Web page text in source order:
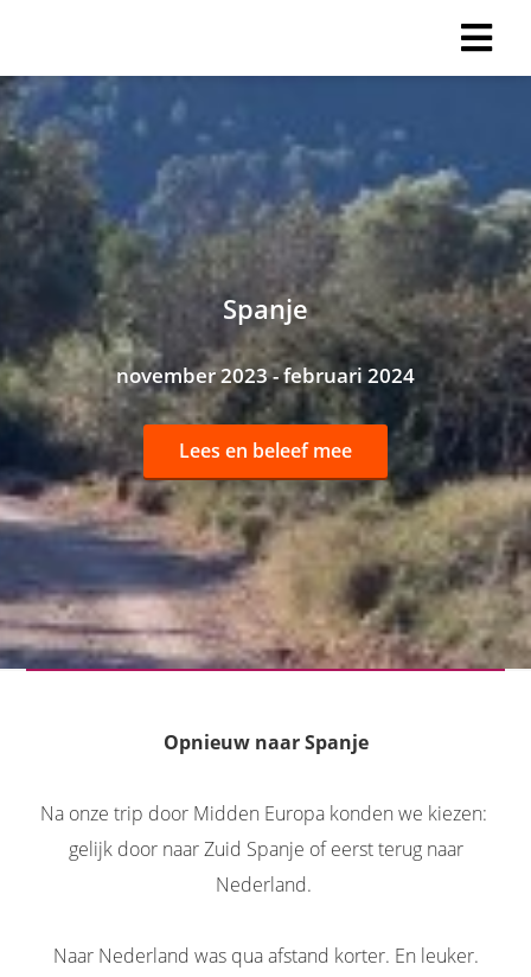
Spanje
november 2023 - februari 2024
Lees en beleef mee
Opnieuw naar Spanje
Na onze trip door Midden Europa konden we kiezen:
gelijk door naar Zuid Spanje of eerst terug naar
Nederland.
Naar Nederland was qua afstand korter. En leuker.